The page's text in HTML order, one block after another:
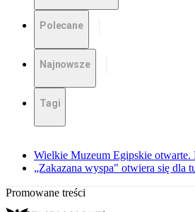
Polecane
Najnowsze
Tagi
Wielkie Muzeum Egipskie otwarte.
„Zakazana wyspa" otwiera się dla
Promowane treści